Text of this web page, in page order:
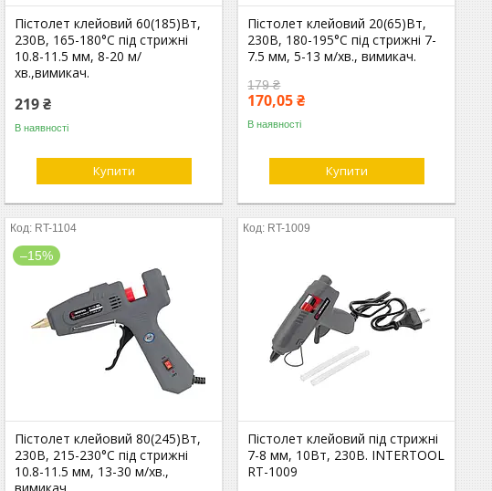
Пістолет клейовий 60(185)Вт,
230В, 165-180°C під стрижні
10.8-11.5 мм, 8-20 м/
хв.,вимикач.
219 ₴
В наявності
Купити
Пістолет клейовий 20(65)Вт,
230В, 180-195°C під стрижні 7-
7.5 мм, 5-13 м/хв., вимикач.
179 ₴
170,05 ₴
В наявності
Купити
RT-1104
–15%
Пістолет клейовий 80(245)Вт,
230В, 215-230°C під стрижні
10.8-11.5 мм, 13-30 м/хв.,
RT-1009
Пістолет клейовий під стрижні
7-8 мм, 10Вт, 230В. INTERTOOL
RT-1009